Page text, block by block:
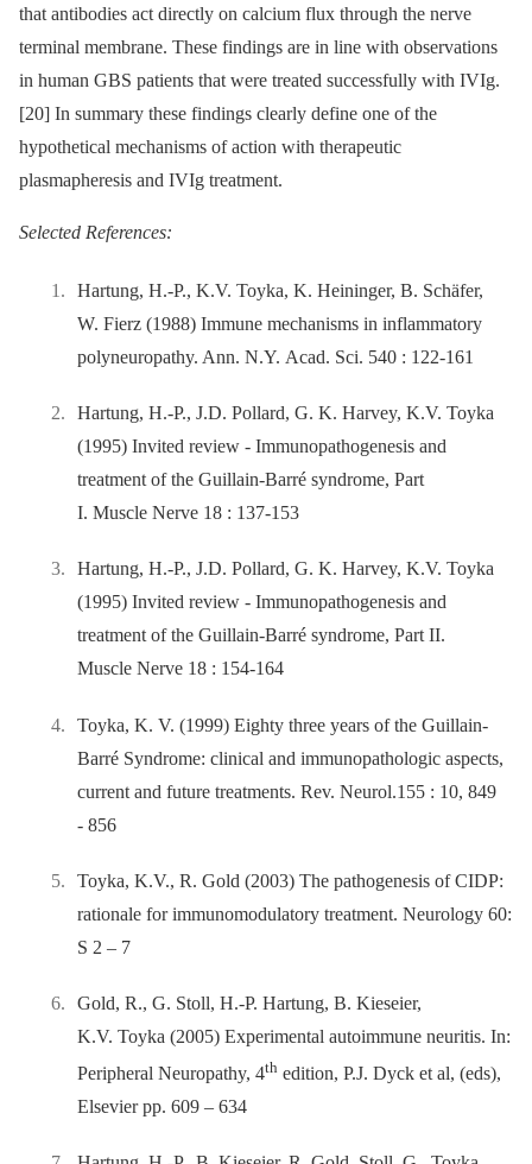
that antibodies act directly on calcium flux through the nerve
terminal membrane. These findings are in line with observations
in human GBS patients that were treated successfully with IVIg.
[20] In summary these findings clearly define one of the
hypothetical mechanisms of action with therapeutic
plasmapheresis and IVIg treatment.
Selected References:
Hartung, H.-P., K.V. Toyka, K. Heininger, B. Schäfer,
W. Fierz (1988) Immune mechanisms in inflammatory
polyneuropathy. Ann. N.Y. Acad. Sci. 540 : 122-161
Hartung, H.-P., J.D. Pollard, G. K. Harvey, K.V. Toyka
(1995) Invited review -⁠ Immunopathogenesis and
treatment of the Guillain-Barré syndrome, Part
I. Muscle Nerve 18 : 137-153
Hartung, H.-P., J.D. Pollard, G. K. Harvey, K.V. Toyka
(1995) Invited review -⁠ Immunopathogenesis and
treatment of the Guillain-Barré syndrome, Part II.
Muscle Nerve 18 : 154-164
Toyka, K. V. (1999) Eighty three years of the Guillain-
Barré Syndrome: clinical and immunopathologic aspects,
current and future treatments. Rev. Neurol.155 : 10, 849
-⁠ 856
Toyka, K.V., R. Gold (2003) The pathogenesis of CIDP:
rationale for immunomodulatory treatment. Neurology 60:
S 2 –⁠ 7
Gold, R., G. Stoll, H.-P. Hartung, B. Kieseier,
K.V. Toyka (2005) Experimental autoimmune neuritis. In:
Peripheral Neuropathy, 4th edition, P.J. Dyck et al, (eds),
Elsevier pp. 609 –⁠ 634